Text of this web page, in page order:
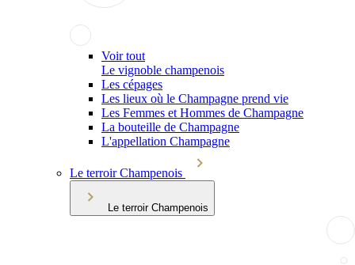
Voir tout
Le vignoble champenois
Les cépages
Les lieux où le Champagne prend vie
Les Femmes et Hommes de Champagne
La bouteille de Champagne
L'appellation Champagne
Le terroir Champenois
Le terroir Champenois